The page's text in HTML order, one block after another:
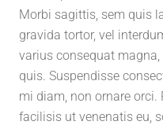
Morbi sagittis, sem quis
gravida tortor, vel
varius consequat
quis. Suspendisse
mi diam, non ornare orci.
facilisis ut venenatis eu,